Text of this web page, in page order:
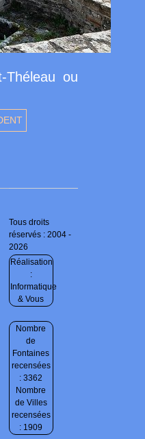
Théleau ou
Tous droits
réservés : 2004 -
2026
Réalisation
:
Informatique
& Vous
Nombre
de
Fontaines
recensées
: 3362
Nombre
de Villes
recensées
: 1909